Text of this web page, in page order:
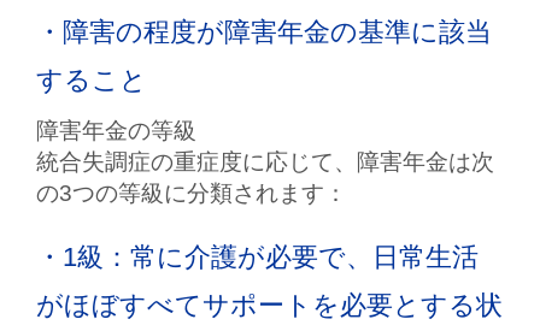
・障害の程度が障害年金の基準に該当
すること
障害年金の等級
統合失調症の重症度に応じて、障害年金は次
の3つの等級に分類されます：
・1級 ：常に介護が必要で、日常生活
がほぼすべてサポートを必要とする状